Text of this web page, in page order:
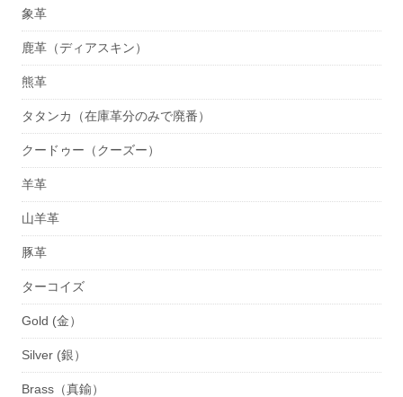
象革
鹿革（ディアスキン）
熊革
タタンカ（在庫革分のみで廃番）
クードゥー（クーズー）
羊革
山羊革
豚革
ターコイズ
Gold (金）
Silver (銀）
Brass（真鍮）